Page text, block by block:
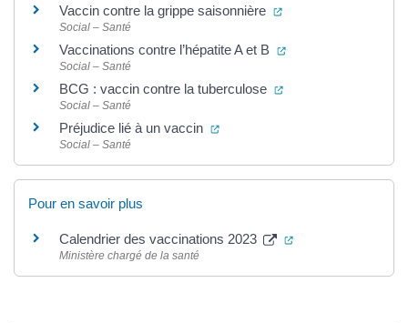
Vaccin contre la grippe saisonnière (ouverture dans un
Social – Santé
Vaccinations contre l’hépatite A et B (ouverture dans un
Social – Santé
BCG : vaccin contre la tuberculose (ouverture dans un
Social – Santé
Préjudice lié à un vaccin (ouverture dans un nouvel
Social – Santé
Pour en savoir plus
Calendrier des vaccinations 2023 (ouverture dans
Ministère chargé de la santé